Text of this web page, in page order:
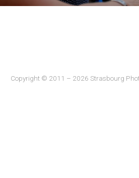
Copyright © 2011 – 2026 Strasbourg